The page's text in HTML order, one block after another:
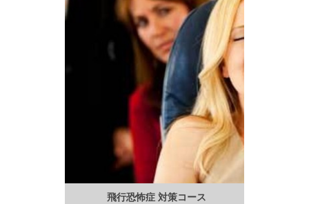
飛行恐怖症 対策コース